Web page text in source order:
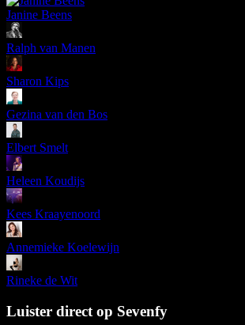
Janine Beens
Ralph van Manen
Sharon Kips
Gezina van den Bos
Elbert Smelt
Heleen Koudijs
Kees Kraayenoord
Annemieke Koelewijn
Rineke de Wit
Luister direct op Sevenfy